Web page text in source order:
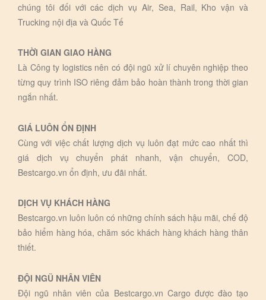
chúng tôi đối với các dịch vụ Air, Sea, Rail, Kho vận và
Trucking nội địa và Quốc Tế
THỜI GIAN GIAO HÀNG
Là Công ty logistics nên có đội ngũ xử lí chuyên nghiệp theo
từng quy trình ISO riêng đảm bảo hoàn thành trong thời gian
ngắn nhất.
GIÁ LUÔN ỔN ĐỊNH
Cùng với việc chất lượng dịch vụ luôn đạt mức cao nhất thì
giá dịch vụ chuyển phát nhanh, vận chuyển, COD,
Bestcargo.vn ổn định, ưu đãi nhất.
DỊCH VỤ KHÁCH HÀNG
Bestcargo.vn luôn luôn có những chính sách hậu mãi, chế độ
bảo hiểm hàng hóa, chăm sóc khách hàng khách hàng thân
thiết.
ĐỘI NGŨ NHÂN VIÊN
Đội ngũ nhân viên của Bestcargo.vn Cargo được đào tạo